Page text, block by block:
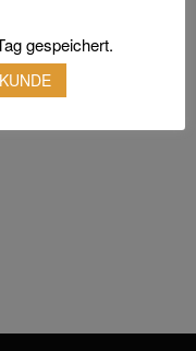
gespeichert.